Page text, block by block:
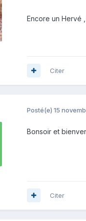
Encore un Hervé
Citer
Posté(e) 15
Bonsoir et
Citer